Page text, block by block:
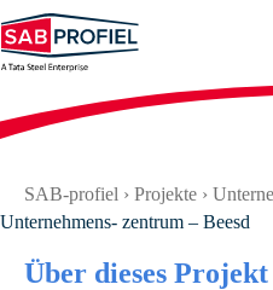
Inhalt
springen
SAB-profiel › Projekte ›
Unternehmens- zentrum – Beesd
Über dieses Projekt